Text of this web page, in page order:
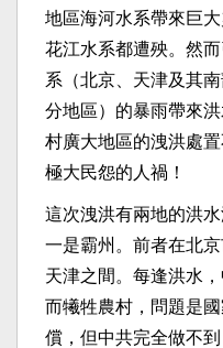
地區海河水系帶來巨
花江水系都遭殃。然
系（北京、天津及其
分地區）的暴雨帶來
村廣大地區的洩洪處
極大民怨的人禍！
這次洩洪有兩地的洪
一是霸州。前者在北
天津之間。每逢洪水
而犧牲農村，問題是
償，但中共完全做不